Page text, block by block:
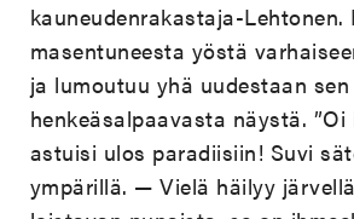
kauneudenrakastaja-Lehtonen.
masentuneesta yöstä
ja lumoutuu yhä uudestaan sen
henkeäsalpaavasta näystä.
astuisi ulos paradiisiin! Suvi
ympärillä. — Vielä häilyy